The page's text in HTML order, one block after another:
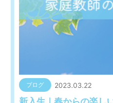
ブログ 2023.03.22